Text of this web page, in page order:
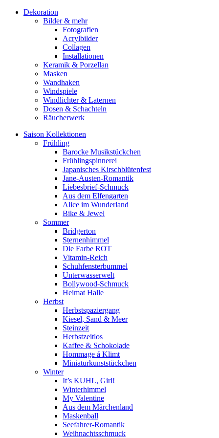
Dekoration
Bilder & mehr
Fotografien
Acrylbilder
Collagen
Installationen
Keramik & Porzellan
Masken
Wandhaken
Windspiele
Windlichter & Laternen
Dosen & Schachteln
Räucherwerk
Saison Kollektionen
Frühling
Barocke Musikstückchen
Frühlingspinnerei
Japanisches Kirschblütenfest
Jane-Austen-Romantik
Liebesbrief-Schmuck
Aus dem Elfengarten
Alice im Wunderland
Bike & Jewel
Sommer
Bridgerton
Sternenhimmel
Die Farbe ROT
Vitamin-Reich
Schuhfensterbummel
Unterwasserwelt
Bollywood-Schmuck
Heimat Halle
Herbst
Herbstspaziergang
Kiesel, Sand & Meer
Steinzeit
Herbstzeitlos
Kaffee & Schokolade
Hommage á Klimt
Miniaturkunststückchen
Winter
It’s KUHL, Girl!
Winterhimmel
My Valentine
Aus dem Märchenland
Maskenball
Seefahrer-Romantik
Weihnachtsschmuck